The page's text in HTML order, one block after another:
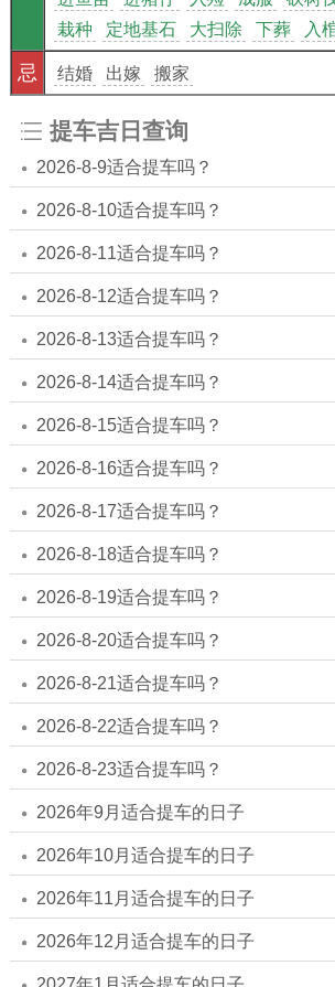
栽种
定地基石 大扫除 下葬 入
忌
结婚 出嫁 搬家
提车吉日查询
2026-8-9适合提车吗？
2026-8-10适合提车吗？
2026-8-11适合提车吗？
2026-8-12适合提车吗？
2026-8-13适合提车吗？
2026-8-14适合提车吗？
2026-8-15适合提车吗？
2026-8-16适合提车吗？
2026-8-17适合提车吗？
2026-8-18适合提车吗？
2026-8-19适合提车吗？
2026-8-20适合提车吗？
2026-8-21适合提车吗？
2026-8-22适合提车吗？
2026-8-23适合提车吗？
2026年9月适合提车的日子
2026年10月适合提车的日子
2026年11月适合提车的日子
2026年12月适合提车的日子